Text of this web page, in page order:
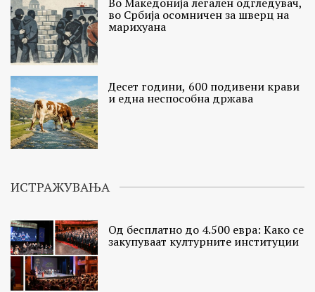
во Србија осомничен за шверц на
марихуана
Десет години, 600 подивени крави
и една неспособна држава
ИСТРАЖУВАЊА
Од бесплатно до 4.500 евра: Како се
закупуваат културните институции